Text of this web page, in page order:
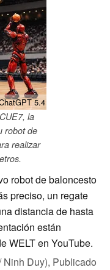
5.4
la
robot de
realizar
robot de baloncesto
preciso, un regate
distancia de hasta
están
WELT en YouTube.
Duy), Publicado